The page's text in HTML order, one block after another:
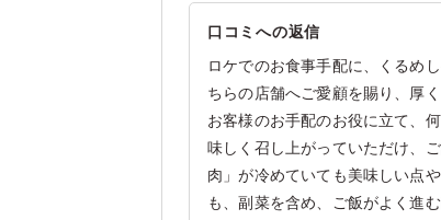
口コミへの返信
ロケでのお食事手配に、くるめ
ちらの店舗へご愛顧を賜り、厚
お客様のお手配のお役に立て、
味しく召し上がっていただけ、
肉」が冷めていても美味しい点
も、副菜を含め、ご飯がよく進